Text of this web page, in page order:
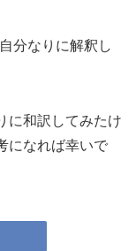
分なりに解釈し
に和訳してみたけ
になれば幸いで